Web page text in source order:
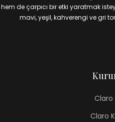
hem de çarpıcı bir etki yaratmak
mavi, yeşil, kahverengi ve gri
Claro
Claro